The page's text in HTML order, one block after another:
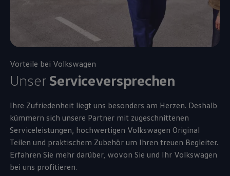
Vorteile bei Volkswagen
Unser Serviceversprechen
Ihre Zufriedenheit liegt uns besonders am Herzen. Deshalb
kümmern sich unsere Partner mit zugeschnittenen
Serviceleistungen, hochwertigen Volkswagen Original
Teilen und praktischem Zubehörum Ihren treuen Begleiter.
Erfahren Sie mehr darüber, wovon Sie und Ihr Volkswagen
bei uns profitieren.